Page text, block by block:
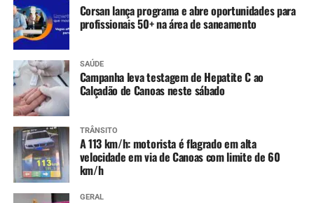
plantinhas que eram da
minha mãe. Encontrei
minhas amigas. Foi muito
divertido”, diz.
Corsan lança programa e abre oportunidades para
profissionais 50+ na área de saneamento
SAÚDE
Campanha leva testagem de Hepatite C ao
Calçadão de Canoas neste sábado
TRÂNSITO
A 113 km/h: motorista é flagrado em alta
velocidade em via de Canoas com limite de 60
km/h
GERAL